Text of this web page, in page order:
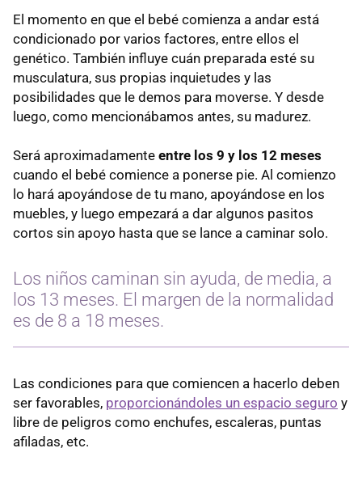
El momento en que el bebé comienza a andar está
condicionado por varios factores, entre ellos el
genético. También influye cuán preparada esté su
musculatura, sus propias inquietudes y las
posibilidades que le demos para moverse. Y desde
luego, como mencionábamos antes, su madurez.
Será aproximadamente entre los 9 y los 12 meses
cuando el bebé comience a ponerse pie. Al comienzo
lo hará apoyándose de tu mano, apoyándose en los
muebles, y luego empezará a dar algunos pasitos
cortos sin apoyo hasta que se lance a caminar solo.
Los niños caminan sin ayuda, de media, a
los 13 meses. El margen de la normalidad
es de 8 a 18 meses.
Las condiciones para que comiencen a hacerlo deben
ser favorables, proporcionándoles un espacio seguro y
libre de peligros como enchufes, escaleras, puntas
afiladas, etc.